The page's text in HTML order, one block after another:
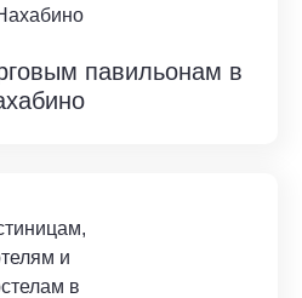
павильонам в